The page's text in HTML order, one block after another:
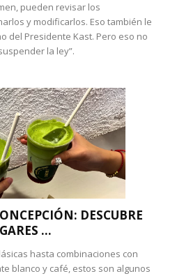
pueden revisar los
y modificarlos. Eso también le
del Presidente Kast. Pero eso no
la ley”.
DESCUBRE
...
hasta combinaciones con
blanco y café, estos son algunos